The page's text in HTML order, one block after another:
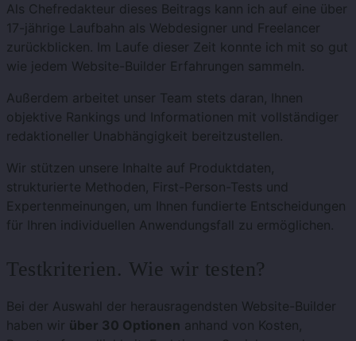
Als Chefredakteur dieses Beitrags kann ich auf eine über
17-jährige Laufbahn als Webdesigner und Freelancer
zurückblicken. Im Laufe dieser Zeit konnte ich mit so gut
wie jedem Website-Builder Erfahrungen sammeln.
Außerdem arbeitet unser Team stets daran, Ihnen
objektive Rankings und Informationen mit vollständiger
redaktioneller Unabhängigkeit bereitzustellen.
Wir stützen unsere Inhalte auf Produktdaten,
strukturierte Methoden, First-Person-Tests und
Expertenmeinungen, um Ihnen fundierte Entscheidungen
für Ihren individuellen Anwendungsfall zu ermöglichen.
Testkriterien. Wie wir testen?
Bei der Auswahl der herausragendsten Website-Builder
haben wir über 30 Optionen anhand von Kosten,